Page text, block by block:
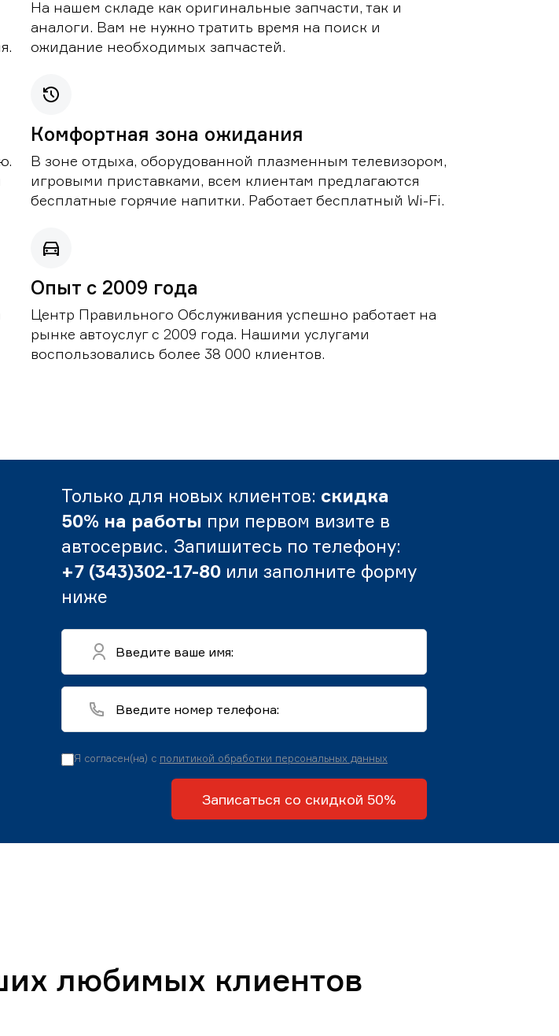
На нашем складе как оригинальные запчасти, так и
аналоги. Вам не нужно тратить время на поиск и
ожидание необходимых запчастей.
Комфортная зона ожидания
В зоне отдыха, оборудованной плазменным телевизором,
игровыми приставками, всем клиентам предлагаются
бесплатные горячие напитки. Работает бесплатный Wi-Fi.
Опыт с 2009 года
Центр Правильного Обслуживания успешно работает на
рынке автоуслуг с 2009 года. Нашими услугами
воспользовались более 38 000 клиентов.
Только для новых клиентов: скидка
50% на работы при первом визите в
автосервис. Запишитесь по телефону:
+7 (343)302-17-80 или заполните форму
ниже
Я согласен(на) с политикой обработки персональных данных
Записаться со скидкой 50%
любимых клиентов